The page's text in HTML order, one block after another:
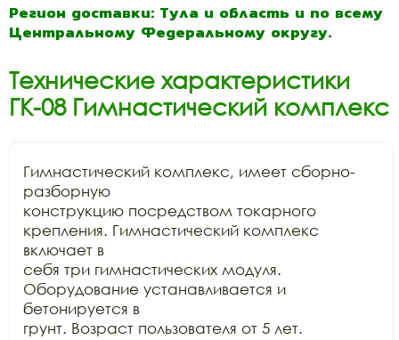
Регион доставки: Тула и область и по всему
Центральному Федеральному округу.
Технические характеристики
ГК-08 Гимнастический комплекс
Гимнастический комплекс, имеет сборно-
разборную
конструкцию посредством токарного
крепления. Гимнастический комплекс
включает в
себя три гимнастических модуля.
Оборудование устанавливается и
бетонируется в
грунт. Возраст пользователя от 5 лет.